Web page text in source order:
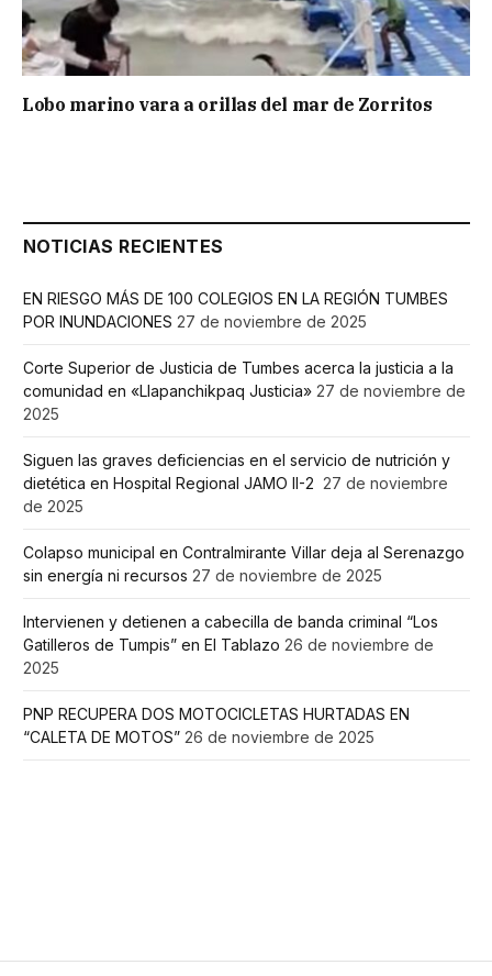
Lobo marino vara a orillas del mar de Zorritos
NOTICIAS RECIENTES
EN RIESGO MÁS DE 100 COLEGIOS EN LA REGIÓN TUMBES
POR INUNDACIONES 27 de noviembre de 2025
Corte Superior de Justicia de Tumbes acerca la justicia a la
comunidad en «Llapanchikpaq Justicia» 27 de noviembre de
2025
Siguen las graves deficiencias en el servicio de nutrición y
dietética en Hospital Regional JAMO II-2 27 de noviembre
de 2025
Colapso municipal en Contralmirante Villar deja al Serenazgo
sin energía ni recursos 27 de noviembre de 2025
Intervienen y detienen a cabecilla de banda criminal “Los
Gatilleros de Tumpis” en El Tablazo 26 de noviembre de
2025
PNP RECUPERA DOS MOTOCICLETAS HURTADAS EN
“CALETA DE MOTOS” 26 de noviembre de 2025